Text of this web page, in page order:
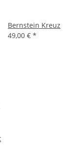
Bernstein Kreuz
49,00 € *